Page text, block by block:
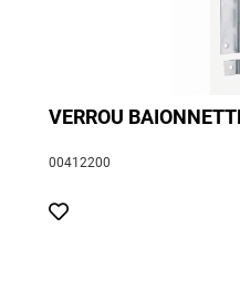
VERROU
00412200